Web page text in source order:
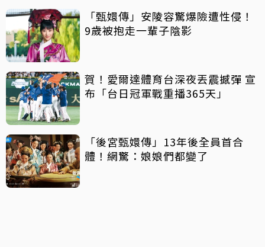
「甄嬛傳」安陵容驚爆險遭性侵！
9歲被抱走一輩子陰影
賀！愛爾達體育台深夜丟震撼彈 宣
布「台日冠軍戰重播365天」
「後宮甄嬛傳」13年後全員首合
體！網驚：娘娘們都變了